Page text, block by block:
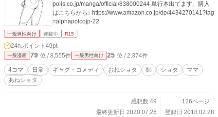
polis.co.jp/manga/official/838000244 単行本出てます。購入
はこちらから↓ https://www.amazon.co.jp/dp/4434270141?tag
=alphapolcojp-22
一般男性向け 連載中 R15
24h.ポイント 49pt
一般漫画 79 位 / 8,555件 一般男性向け 25 位 / 2,374件
4コマ 日常 ギャグ・コメディ おねショタ 姉 ショタ
ママ
あねショタ
感想数 49
126ページ
最終更新日 2020.07.26
登録日 2018.02.28